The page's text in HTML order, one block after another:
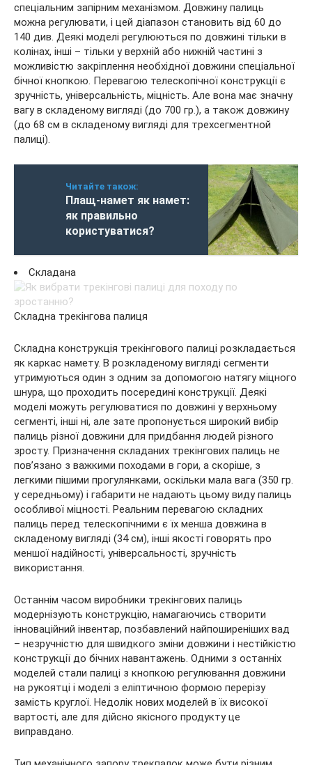
спеціальним запірним механізмом. Довжину палиць
можна регулювати, і цей діапазон становить від 60 до
140 див. Деякі моделі регулюються по довжині тільки в
колінах, інші – тільки у верхній або нижній частині з
можливістю закріплення необхідної довжини спеціальної
бічної кнопкою. Перевагою телескопічної конструкції є
зручність, універсальність, міцність. Але вона має значну
вагу в складеному вигляді (до 700 гр.), а також довжину
(до 68 см в складеному вигляді для трехсегментной
палиці).
Читайте також:
Плащ-намет як намет:
як правильно
користуватися?
Складана
Складна трекінгова палиця
Складна конструкція трекінгового палиці розкладається
як каркас намету. В розкладеному вигляді сегменти
утримуються один з одним за допомогою натягу міцного
шнура, що проходить посередині конструкції. Деякі
моделі можуть регулюватися по довжині у верхньому
сегменті, інші ні, але зате пропонується широкий вибір
палиць різної довжини для придбання людей різного
зросту. Призначення складаних трекінгових палиць не
пов’язано з важкими походами в гори, а скоріше, з
легкими пішими прогулянками, оскільки мала вага (350 гр.
у середньому) і габарити не надають цьому виду палиць
особливої міцності. Реальним перевагою складних
палиць перед телескопічними є їх менша довжина в
складеному вигляді (34 см), інші якості говорять про
меншої надійності, універсальності, зручність
використання.
Останнім часом виробники трекінгових палиць
модернізують конструкцію, намагаючись створити
інноваційний інвентар, позбавлений найпоширеніших вад
– незручністю для швидкого зміни довжини і нестійкістю
конструкції до бічних навантажень. Одними з останніх
моделей стали палиці з кнопкою регулювання довжини
на рукоятці і моделі з еліптичною формою перерізу
замість круглої. Недолік нових моделей в їх високої
вартості, але для дійсно якісного продукту це
виправдано.